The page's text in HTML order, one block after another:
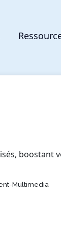
boostant
Multimedia